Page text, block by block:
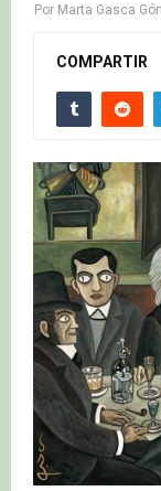
Por Marta Gasca
COMPARTIR